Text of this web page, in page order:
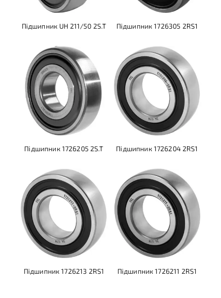
Підшипник UH 211/50 2S.T Підшипник 1726305 2RS1
Підшипник 1726205 2S.T Підшипник 1726204 2RS1
Підшипник 1726213 2RS1 Підшипник 1726211 2RS1